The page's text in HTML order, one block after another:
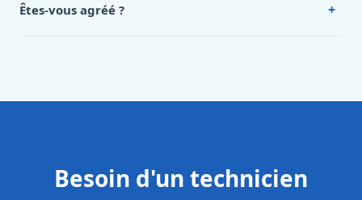
Êtes-vous agréé ? +
Besoin d'un technicien